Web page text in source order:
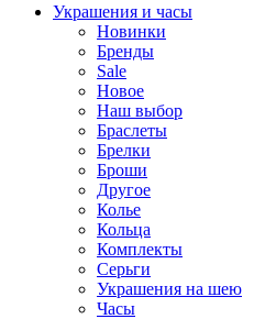
Украшения и часы
Новинки
Бренды
Sale
Новое
Наш выбор
Браслеты
Брелки
Броши
Другое
Колье
Кольца
Комплекты
Серьги
Украшения на шею
Часы